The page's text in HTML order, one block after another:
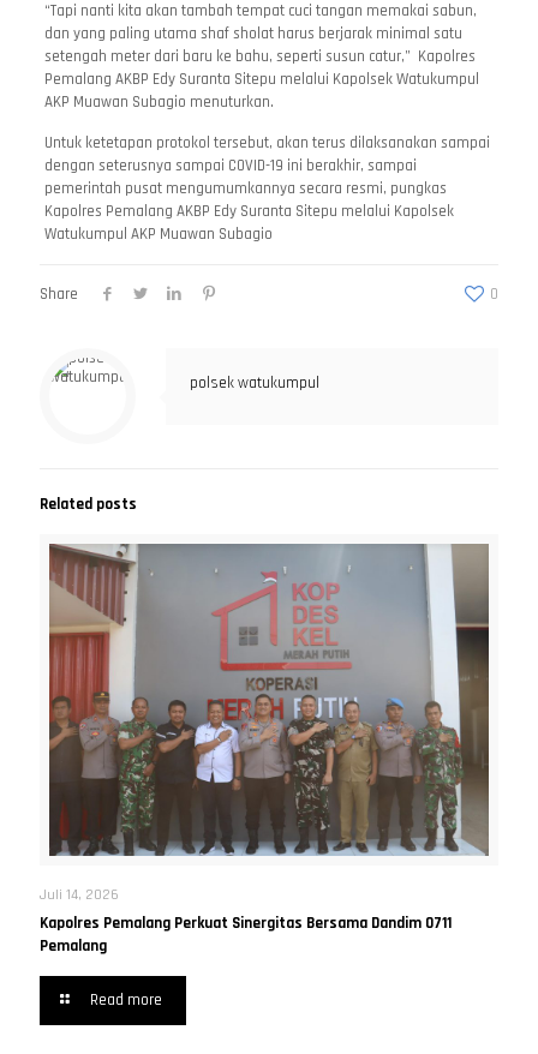
“Tapi nanti kita akan tambah tempat cuci tangan memakai sabun,
dan yang paling utama shaf sholat harus berjarak minimal satu
setengah meter dari baru ke bahu, seperti susun catur,” Kapolres
Pemalang AKBP Edy Suranta Sitepu melalui Kapolsek Watukumpul
AKP Muawan Subagio menuturkan.
Untuk ketetapan protokol tersebut, akan terus dilaksanakan sampai
dengan seterusnya sampai COVID-19 ini berakhir, sampai
pemerintah pusat mengumumkannya secara resmi, pungkas
Kapolres Pemalang AKBP Edy Suranta Sitepu melalui Kapolsek
Watukumpul AKP Muawan Subagio
Share 0
polsek watukumpul
Related posts
Juli 14, 2026
Kapolres Pemalang Perkuat Sinergitas Bersama Dandim 0711
Pemalang
Read more